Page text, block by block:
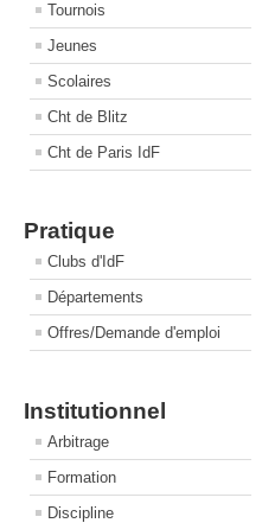
Tournois
Jeunes
Scolaires
Cht de Blitz
Cht de Paris IdF
Pratique
Clubs d'IdF
Départements
Offres/Demande d'emploi
Institutionnel
Arbitrage
Formation
Discipline